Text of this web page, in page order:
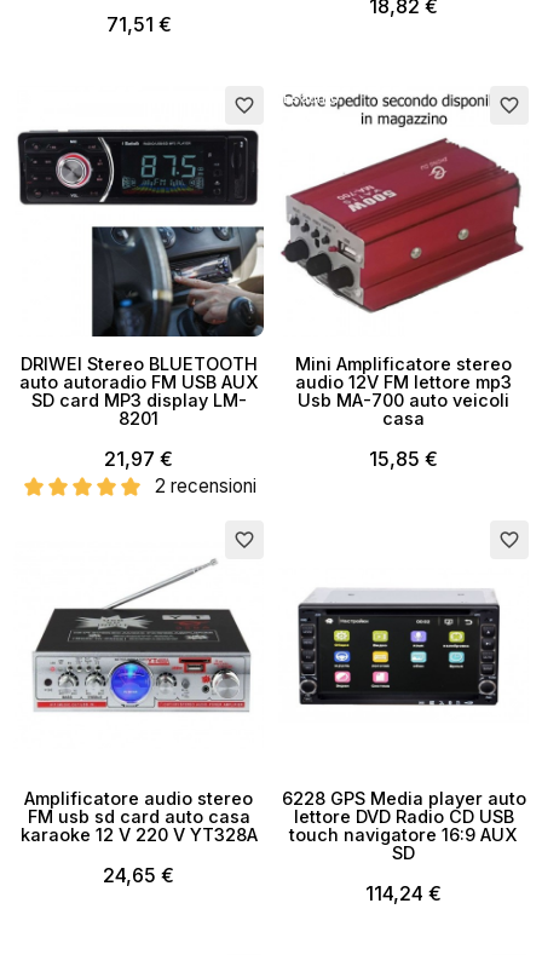
71,51 €
18,82 €
favorite_border
DRIWEI Stereo BLUETOOTH
auto autoradio FM USB AUX
SD card MP3 display LM-
8201
21,97 €
2 recensioni
Esaurito favorite_border
Mini Amplificatore stereo
audio 12V FM lettore mp3
Usb MA-700 auto veicoli
casa
15,85 €
favorite_border
Amplificatore audio stereo
FM usb sd card auto casa
karaoke 12 V 220 V YT328A
24,65 €
favorite_border
6228 GPS Media player auto
lettore DVD Radio CD USB
touch navigatore 16:9 AUX
SD
114,24 €
Crea lista dei desideri
Nome lista dei desideri